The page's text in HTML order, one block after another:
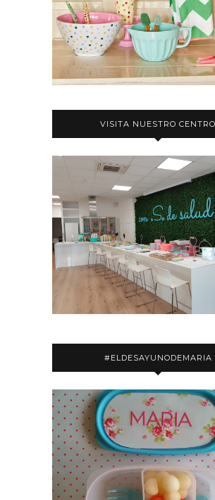
VISITA NUESTRO CENTRO
#ELDESAYUNODEMARIA